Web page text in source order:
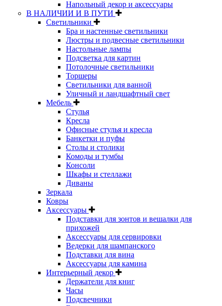
Напольный декор и аксессуары
В НАЛИЧИИ И В ПУТИ
Светильники
Бра и настенные светильники
Люстры и подвесные светильники
Настольные лампы
Подсветка для картин
Потолочные светильники
Торшеры
Светильники для ванной
Уличный и ландшафтный свет
Мебель
Стулья
Кресла
Офисные стулья и кресла
Банкетки и пуфы
Столы и столики
Комоды и тумбы
Консоли
Шкафы и стеллажи
Диваны
Зеркала
Ковры
Аксессуары
Подставки для зонтов и вешалки для
прихожей
Аксессуары для сервировки
Ведерки для шампанского
Подставки для вина
Аксессуары для камина
Интерьерный декор
Держатели для книг
Часы
Подсвечники